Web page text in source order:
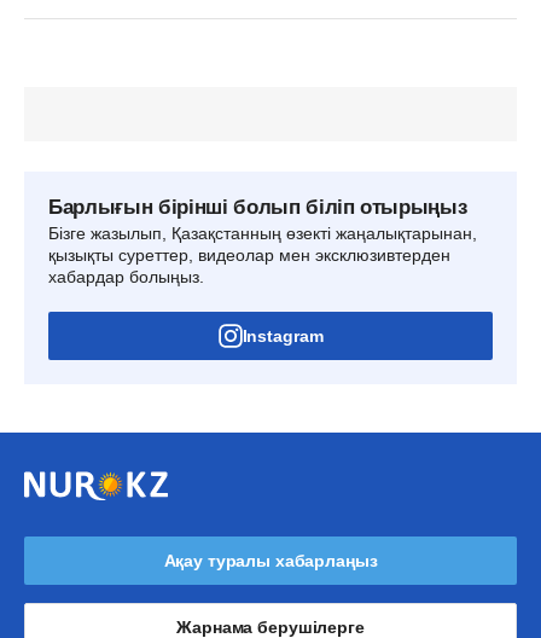
Барлығын бірінші болып біліп отырыңыз
Бізге жазылып, Қазақстанның өзекті жаңалықтарынан,
қызықты суреттер, видеолар мен эксклюзивтерден
хабардар болыңыз.
Instagram
Ақау туралы хабарлаңыз
Жарнама берушілерге